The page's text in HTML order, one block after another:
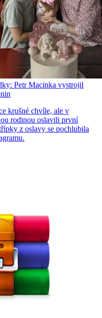
Petr Macinka vystrojil
krušné chvíle, ale v
rodinou oslavili první
z oslavy se pochlubila